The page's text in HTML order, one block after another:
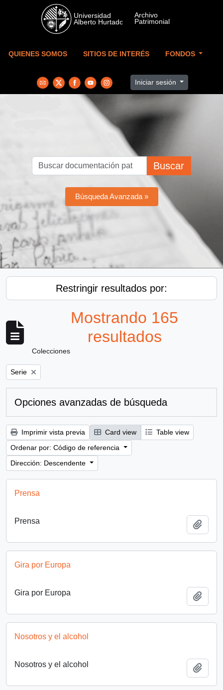
Skip to main content
QUIENES SOMOS SITIOS DE INTERÉS FONDOS
Iniciar sesión
Buscar
Búsqueda Avanzada »
Restringir resultados por:
Mostrando 165
resultados
Colecciones
Remove filter:
Serie
Opciones avanzadas de búsqueda
Imprimir vista previa Card view
Table view
Ordenar por: Código de referencia
Dirección: Descendente
Prensa
Prensa
Gira por Europa
Gira por Europa
Nosotros y el alcohol
Nosotros y el alcohol